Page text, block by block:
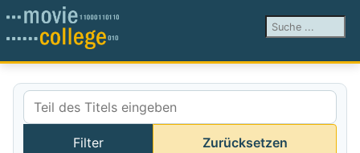
Suchen ...
Teil des Titels eingeben
Filter Zurücksetzen